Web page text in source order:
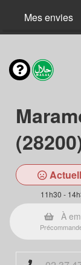
Mes envies
11h30 -
À